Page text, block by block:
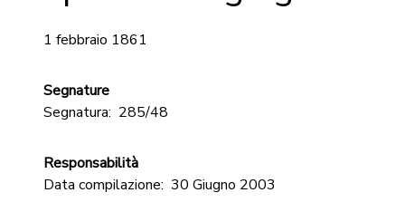
1 febbraio 1861
Segnature
Segnatura: 285/48
Responsabilità
Data compilazione: 30 Giugno 2003